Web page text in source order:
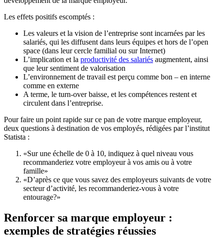
Les effets positifs escomptés :
Les valeurs et la vision de l’entreprise sont incarnées par les
salariés, qui les diffusent dans leurs équipes et hors de l’open
space (dans leur cercle familial ou sur Internet)
L’implication et la productivité des salariés augmentent, ainsi
que leur sentiment de valorisation
L’environnement de travail est perçu comme bon – en interne
comme en externe
A terme, le turn-over baisse, et les compétences restent et
circulent dans l’entreprise.
Pour faire un point rapide sur ce pan de votre marque employeur,
deux questions à destination de vos employés, rédigées par l’institut
Statista :
«Sur une échelle de 0 à 10, indiquez à quel niveau vous
recommanderiez votre employeur à vos amis ou à votre
famille»
«D’après ce que vous savez des employeurs suivants de votre
secteur d’activité, les recommanderiez-vous à votre
entourage?»
Renforcer sa marque employeur :
exemples de stratégies réussies